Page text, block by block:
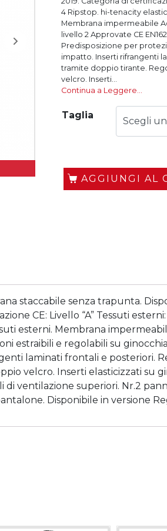
4 Ripstop. hi-tenacity
Membrana impermeabile
livello 2 Approvate CE
Predisposizione per
impatto. Inserti rifrangenti
tramite doppio tirante.
velcro. Inserti...
Continua a Leggere…
Taglia
AGGIUNGI AL
staccabile senza trapunta.
CE: Livello “A” Tessuti
esterni. Membrana
estraibili e regolabili su
laminati frontali e posteriori.
velcro. Inserti elasticizzati su
ventilazione superiori. Nr.2
Disponibile in versione